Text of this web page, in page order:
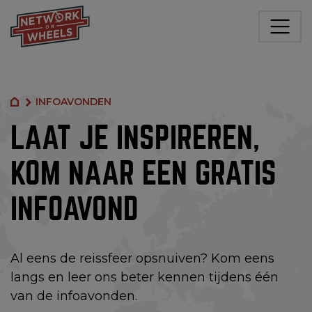
INFOAVONDEN
LAAT JE INSPIREREN,
KOM NAAR EEN GRATIS
INFOAVOND
Al eens de reissfeer opsnuiven? Kom eens
langs en leer ons beter kennen tijdens één
van de infoavonden.